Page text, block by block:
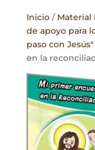
Inicio/ Material
de apoyo para
paso con Jesús"
en la